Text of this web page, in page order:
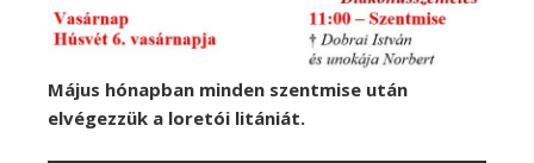
Május hónapban minden szentmise után
elvégezzük a loretói litániát.